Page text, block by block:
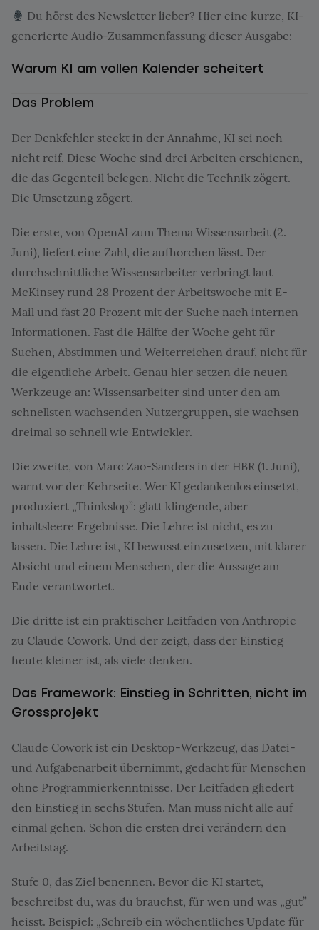
Du hörst des Newsletter lieber? Hier eine kurze, KI-
generierte Audio-Zusammenfassung dieser Ausgabe:
Warum KI am vollen Kalender scheitert
Das Problem
Der Denkfehler steckt in der Annahme, KI sei noch
nicht reif. Diese Woche sind drei Arbeiten erschienen,
die das Gegenteil belegen. Nicht die Technik zögert.
Die Umsetzung zögert.
Die erste, von OpenAI zum Thema Wissensarbeit (2.
Juni), liefert eine Zahl, die aufhorchen lässt. Der
durchschnittliche Wissensarbeiter verbringt laut
McKinsey rund 28 Prozent der Arbeitswoche mit E-
Mail und fast 20 Prozent mit der Suche nach internen
Informationen. Fast die Hälfte der Woche geht für
Suchen, Abstimmen und Weiterreichen drauf, nicht für
die eigentliche Arbeit. Genau hier setzen die neuen
Werkzeuge an: Wissensarbeiter sind unter den am
schnellsten wachsenden Nutzergruppen, sie wachsen
dreimal so schnell wie Entwickler.
Die zweite, von Marc Zao-Sanders in der HBR (1. Juni),
warnt vor der Kehrseite. Wer KI gedankenlos einsetzt,
produziert „Thinkslop”: glatt klingende, aber
inhaltsleere Ergebnisse. Die Lehre ist nicht, es zu
lassen. Die Lehre ist, KI bewusst einzusetzen, mit klarer
Absicht und einem Menschen, der die Aussage am
Ende verantwortet.
Die dritte ist ein praktischer Leitfaden von Anthropic
zu Claude Cowork. Und der zeigt, dass der Einstieg
heute kleiner ist, als viele denken.
Das Framework: Einstieg in Schritten, nicht im
Grossprojekt
Claude Cowork ist ein Desktop-Werkzeug, das Datei-
und Aufgabenarbeit übernimmt, gedacht für Menschen
ohne Programmierkenntnisse. Der Leitfaden gliedert
den Einstieg in sechs Stufen. Man muss nicht alle auf
einmal gehen. Schon die ersten drei verändern den
Arbeitstag.
Stufe 0, das Ziel benennen. Bevor die KI startet,
beschreibst du, was du brauchst, für wen und was „gut”
heisst. Beispiel: „Schreib ein wöchentliches Update für